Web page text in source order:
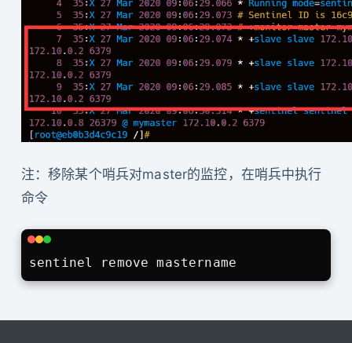
注：移除某个哨兵对master的监控，在哨兵中执行
命令